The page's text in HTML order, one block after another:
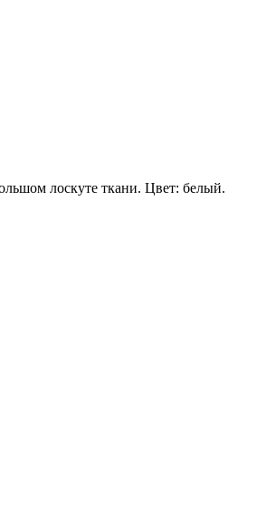
лоскуте ткани. Цвет: белый.